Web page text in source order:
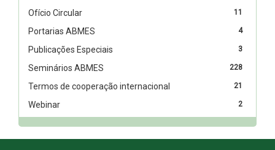
11
Ofício Circular
4
Portarias ABMES
3
Publicações Especiais
228
Seminários ABMES
21
Termos de cooperação internacional
2
Webinar